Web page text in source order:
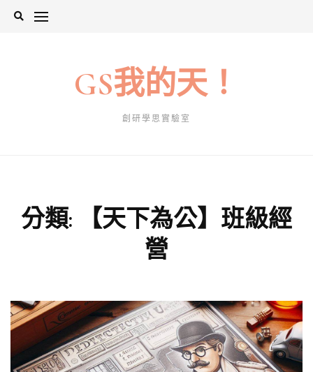
Skip
GS我的天！
創研學思實驗室
分類:
【天下為公】班級經
營